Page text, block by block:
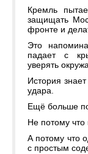
Кремль
защищать
фронте и
Это
падает с
уверять
История
удара.
Ещё больше
Не потому что
А потому что
с простым